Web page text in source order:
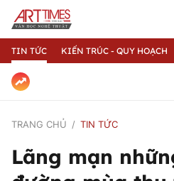
TIN TỨC KIẾN TRÚC - QUY HOẠCH
TRANG CHỦ TIN TỨC
Lãng mạn